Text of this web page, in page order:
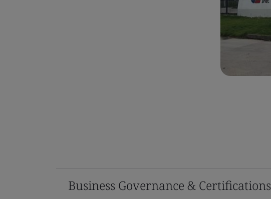
Business Governance & Certifications